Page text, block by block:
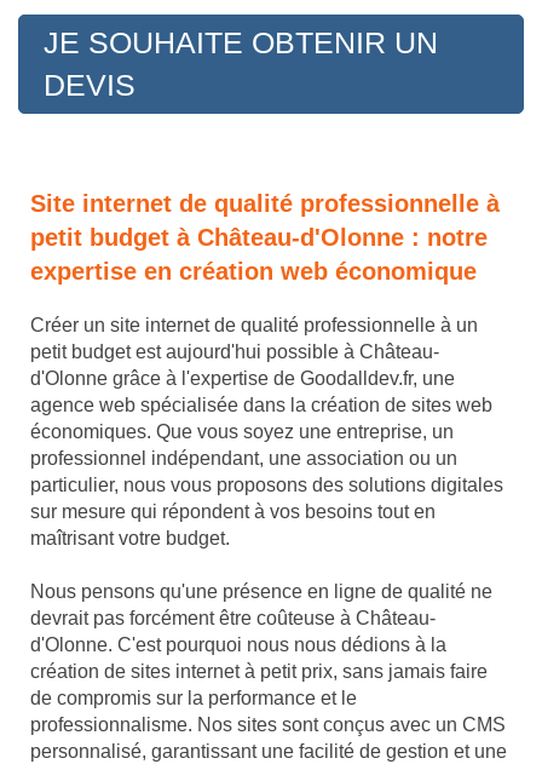
JE SOUHAITE OBTENIR UN
DEVIS
Site internet de qualité professionnelle à
petit budget à Château-d'Olonne : notre
expertise en création web économique
Créer un site internet de qualité professionnelle à un
petit budget est aujourd'hui possible à Château-
d'Olonne grâce à l'expertise de Goodalldev.fr, une
agence web spécialisée dans la création de sites web
économiques. Que vous soyez une entreprise, un
professionnel indépendant, une association ou un
particulier, nous vous proposons des solutions digitales
sur mesure qui répondent à vos besoins tout en
maîtrisant votre budget.
Nous pensons qu'une présence en ligne de qualité ne
devrait pas forcément être coûteuse à Château-
d'Olonne. C'est pourquoi nous nous dédions à la
création de sites internet à petit prix, sans jamais faire
de compromis sur la performance et le
professionnalisme. Nos sites sont conçus avec un CMS
personnalisé, garantissant une facilité de gestion et une